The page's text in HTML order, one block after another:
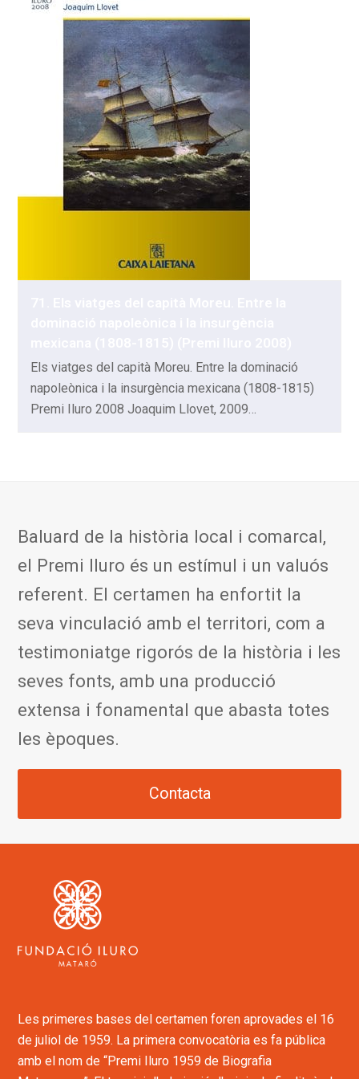
Els viatges del capità Moreu. Entre la dominació
napoleònica i la insurgència mexicana (1808-1815)
Premi Iluro 2008 Joaquim Llovet, 2009…
Baluard de la història local i comarcal,
el Premi Iluro és un estímul i un valuós
referent. El certamen ha enfortit la
seva vinculació amb el territori, com a
testimoniatge rigorós de la història i les
seves fonts, amb una producció
extensa i fonamental que abasta totes
les èpoques.
Contacta
Les primeres bases del certamen foren aprovades el 16
de juliol de 1959. La primera convocatòria es fa pública
amb el nom de “Premi Iluro 1959 de Biografia